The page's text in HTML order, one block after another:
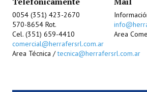
CONTÁCTENOS
0054 (351) 423-2670
570-8654 Rot.
Cel. (351) 659-4410
Area
comercial@herrafersrl.com.ar
Area Técnica /tecnica@herrafersrl.com.ar